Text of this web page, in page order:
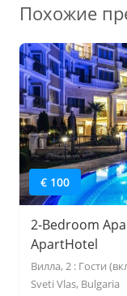
Похожие
€ 100
2-Bedroom
ApartHotel
Вилла, 2 : Гости
Sveti Vlas, Bulgaria